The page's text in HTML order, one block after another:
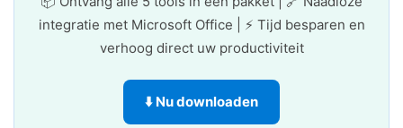
integratie met Microsoft Office | ⚡ Tijd besparen en
verhoog direct uw productiviteit
⬇️ Nu downloaden